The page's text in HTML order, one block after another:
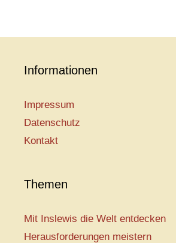
Informationen
Impressum
Datenschutz
Kontakt
Themen
Mit Inslewis die Welt entdecken
Herausforderungen meistern